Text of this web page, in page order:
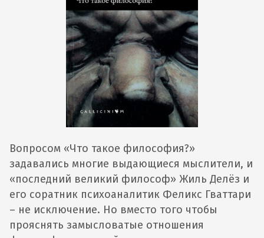
Вопросом «Что такое философия?»
задавались многие выдающиеся мыслители, и
«последний великий философ» Жиль Делёз и
его соратник психоаналитик Феликс Гваттари
– не исключение. Но вместо того чтобы
прояснять замысловатые отношения